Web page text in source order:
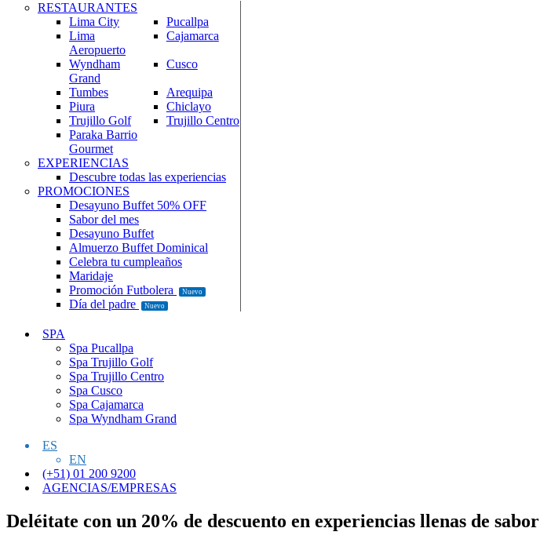
RESTAURANTES
Lima City
Pucallpa
Lima
Aeropuerto
Cajamarca
Wyndham
Grand
Cusco
Tumbes
Arequipa
Piura
Chiclayo
Trujillo Golf
Trujillo Centro
Paraka Barrio
Gourmet
EXPERIENCIAS
Descubre todas las experiencias
PROMOCIONES
Desayuno Buffet 50% OFF
Sabor del mes
Desayuno Buffet
Almuerzo Buffet Dominical
Celebra tu cumpleaños
Maridaje
Promoción Futbolera
Nuevo
Día del padre Nuevo
SPA
Spa Pucallpa
Spa Trujillo Golf
Spa Trujillo Centro
Spa Cusco
Spa Cajamarca
Spa Wyndham Grand
ES
EN
(+51) 01 200 9200
AGENCIAS/EMPRESAS
Deléitate con un 20% de descuento en experiencias llenas de sabor